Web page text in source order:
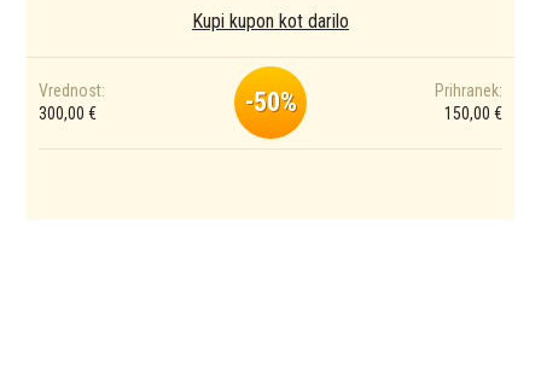
Kupi kupon kot darilo
Vrednost:
300,00 €
-50%
Prihranek:
150,00 €